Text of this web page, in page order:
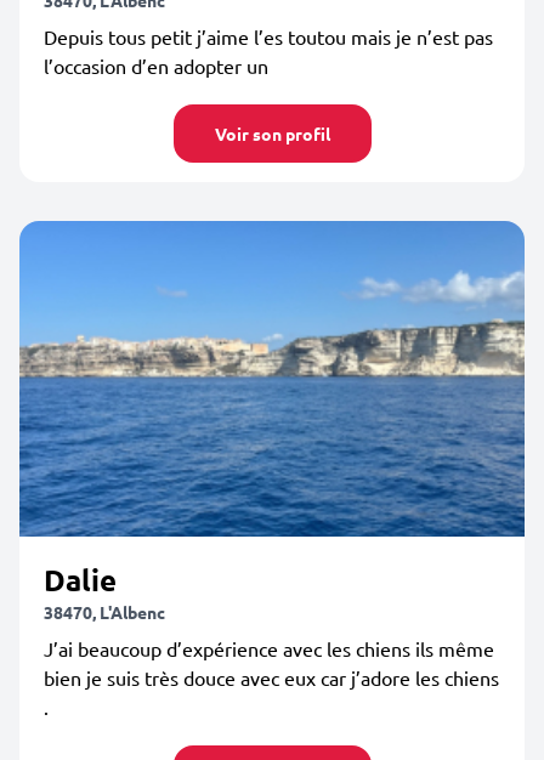
Depuis tous petit j’aime l’es toutou mais je n’est pas
l’occasion d’en adopter un
Voir son profil
Dalie
38470, L'Albenc
J’ai beaucoup d’expérience avec les chiens ils même
bien je suis très douce avec eux car j’adore les chiens
.